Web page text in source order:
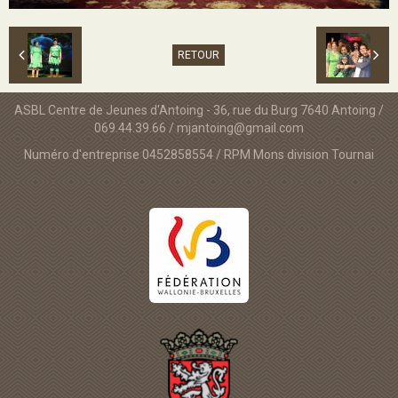
RETOUR
ASBL Centre de Jeunes d'Antoing - 36, rue du Burg 7640 Antoing /
069.44.39.66 / mjantoing@gmail.com
Numéro d'entreprise 0452858554 / RPM Mons division Tournai